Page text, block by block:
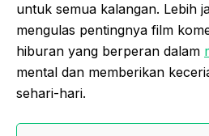
untuk semua kalangan. Lebih
mengulas pentingnya film
hiburan yang berperan dalam
mental dan memberikan
sehari-hari.